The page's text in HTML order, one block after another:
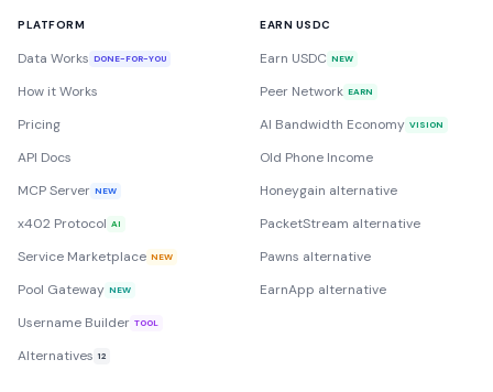
PLATFORM
Data Works DONE-FOR-YOU
How it Works
Pricing
API Docs
MCP Server NEW
x402 Protocol AI
Service Marketplace NEW
Pool Gateway NEW
Username Builder TOOL
Alternatives 12
EARN USDC
Earn USDC NEW
Peer Network EARN
AI Bandwidth Economy VISION
Old Phone Income
Honeygain alternative
PacketStream alternative
Pawns alternative
EarnApp alternative